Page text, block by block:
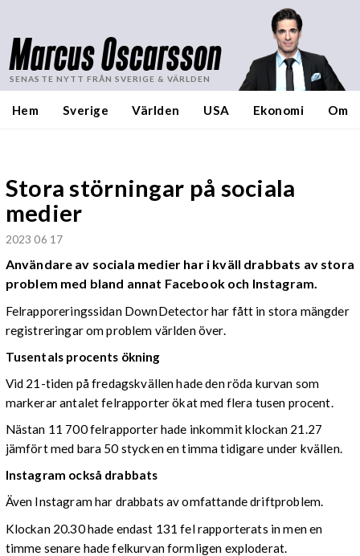
Marcus Oscarsson
SENASTE NYTT FRÅN SVERIGE & VÄRLDEN
Hem Sverige Världen USA Ekonomi Om
Stora störningar på sociala
medier
2023 06 17
Användare av sociala medier har i kväll drabbats av stora
problem med bland annat Facebook och Instagram.
Felrapporeringssidan DownDetector har fått in stora mängder
registreringar om problem världen över.
Tusentals procents ökning
Vid 21-tiden på fredagskvällen hade den röda kurvan som
markerar antalet felrapporter ökat med flera tusen procent.
Nästan 11 700 felrapporter hade inkommit klockan 21.27
jämfört med bara 50 stycken en timma tidigare under kvällen.
Instagram också drabbats
Även Instagram har drabbats av omfattande driftproblem.
Klockan 20.30 hade endast 131 fel rapporterats in men en
timme senare hade felkurvan formligen exploderat.